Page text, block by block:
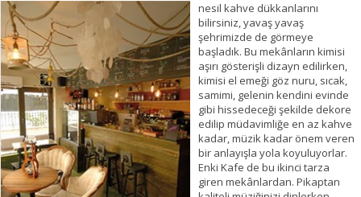
nesil kahve dükkanlarını
bilirsiniz, yavaş yavaş
şehrimizde de görmeye
başladık. Bu mekânların kimisi
aşırı gösterişli dizayn edilirken,
kimisi el emeği göz nuru, sıcak,
samimi, gelenin kendini evinde
gibi hissedeceği şekilde dekore
edilip müdavimliğe en az kahve
kadar, müzik kadar önem veren
bir anlayışla yola koyuluyorlar.
Enki Kafe de bu ikinci tarza
giren mekânlardan. Pikaptan